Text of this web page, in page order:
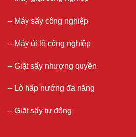
-- Máy sấy công nghiệp
-- Máy ủi lô công nghiệp
-- Giặt sấy nhượng quyền
-- Lò hấp nướng đa năng
-- Giặt sấy tự động